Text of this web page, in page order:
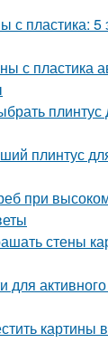
с пластика:
с пластика
плинтус
при
стены
для
картины